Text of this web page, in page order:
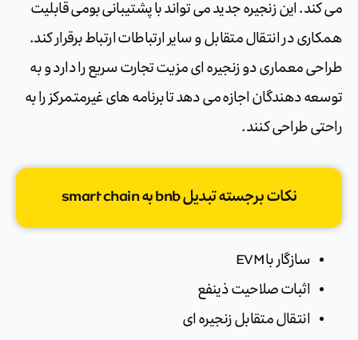
می کند. این زنجیره جدید می تواند با پشتیبانی بومی قابلیت
همکاری در انتقال متقابل و سایر ارتباطات ارتباط برقرار کند.
طراحی معماری دو زنجیره ای مزیت تجارت سریع را دارد و به
توسعه دهندگان اجازه می دهد تا برنامه های غیرمتمرکز را به
راحتی طراحی کنند.
نکات برجسته تبدیل bnb به smart chain
سازگار با EVM
اثبات صلاحیت ذینفع
انتقال متقابل زنجیره ای